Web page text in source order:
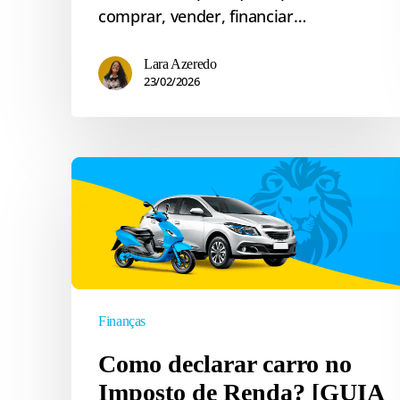
comprar, vender, financiar…
Lara Azeredo
23/02/2026
Como
declarar
Imposto
de
Renda?
COMPLETO]
Finanças
Como declarar carro no
Imposto de Renda? [GUIA